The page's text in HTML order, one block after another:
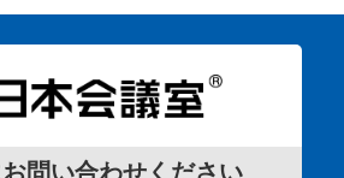
問い合わせください